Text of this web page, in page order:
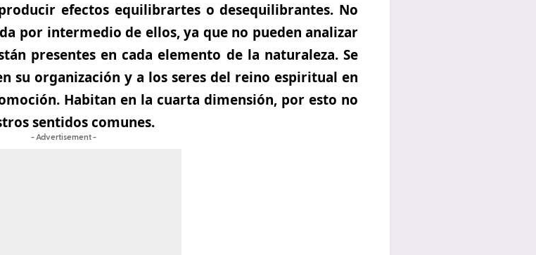
efectos equilibrartes o desequilibrantes. No
por intermedio de ellos, ya que no pueden analizar
presentes en cada elemento de la naturaleza. Se
su organización y a los seres del reino espiritual en
Habitan en la cuarta dimensión, por esto no
sentidos comunes.
- Advertisement -